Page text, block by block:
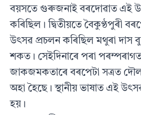
বয়সতে গুৰুজনাই বৰদোৱাত এই
কৰিছিল। দ্বিতীয়তে বৈকুণ্ঠপুৰী
উৎসৱ প্ৰচলন কৰিছিল মথুৰা দাস
শকত। সেইদিনাৰে পৰা
জাকজমকতাৰে বৰপেটা সত্ৰত
অহা হৈছে। স্থানীয় ভাষাত এই
হয়।